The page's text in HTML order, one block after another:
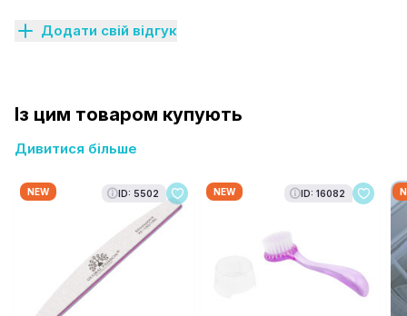
Додати свій відгук
Із цим товаром купують
Дивитися більше
NEW ID: 5502 NEW ID: 16082